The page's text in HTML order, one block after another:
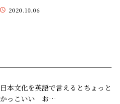
2020.10.06
日本文化を英語で言えるとちょっと
かっこいい お…